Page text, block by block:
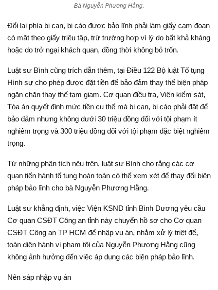
Bà Nguyễn Phương Hằng.
Đổi lại phía bị can, bị cáo được bảo lĩnh phải làm giấy cam đoan
có mặt theo giấy triệu tập, trừ trường hợp vì lý do bất khả kháng
hoặc do trở ngại khách quan, đồng thời không bỏ trốn.
Luật sư Bình cũng trích dẫn thêm, tại Điều 122 Bộ luật Tố tụng
Hình sự cho phép được đặt tiền để bảo đảm thay thế biện pháp
ngăn chặn thay thế tạm giam. Cơ quan điều tra, Viện kiểm sát,
Tòa án quyết định mức tiền cụ thể mà bị can, bị cáo phải đặt để
bảo đảm nhưng không dưới 30 triệu đồng đối với tội phạm ít
nghiêm trọng và 300 triệu đồng đối với tội phạm đặc biệt nghiêm
trọng.
Từ những phân tích nêu trên, luật sư Bình cho rằng các cơ
quan tiến hành tố tụng hoàn toàn có thể xem xét để thay đổi biện
pháp bảo lĩnh cho bà Nguyễn Phương Hằng.
Luật sư khẳng định, việc Viện KSND tỉnh Bình Dương yêu cầu
Cơ quan CSĐT Công an tỉnh này chuyển hồ sơ cho Cơ quan
CSĐT Công an TP HCM để nhập vụ án, nhằm xử lý triệt để,
toàn diện hành vi phạm tội của Nguyễn Phương Hằng cũng
không ảnh hưởng đến việc áp dụng các biện pháp bảo lĩnh.
Nên sáp nhập vụ án